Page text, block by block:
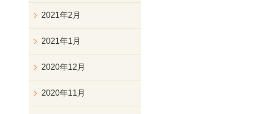
2021年2月
2021年1月
2020年12月
2020年11月